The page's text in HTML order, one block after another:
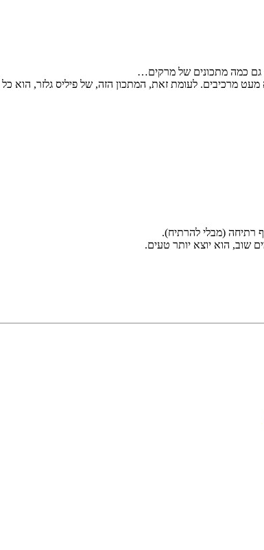
גם כמה מתכונים של מרקים…
מרכיבים. לעומת זאת, המתכון הזה, של פיליס גלזר,
רתיחה (מבלי להרתיח).
שוב, הוא יוצא יותר טעים.